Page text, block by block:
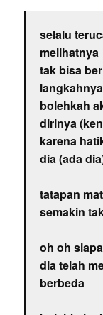
selalu
melihatnya
tak bisa
langkahnya
bolehkah
dirinya
karena
dia (ada
tatapan
semakin
oh oh
dia telah
berbeda